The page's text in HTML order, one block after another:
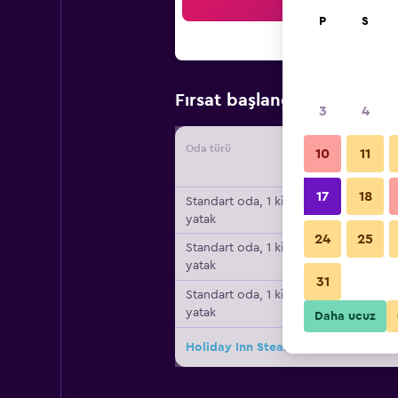
Fırsat başlangıç fiyatı
Oda türü Tedarikçi
Standart oda, 1 king
yatak
Standart oda, 1 king
yatak
Standart oda, 1 king
yatak
Holiday Inn Steamboat Springs By
P S
3 4
10 11
17 18
24 25
31
Daha ucuz